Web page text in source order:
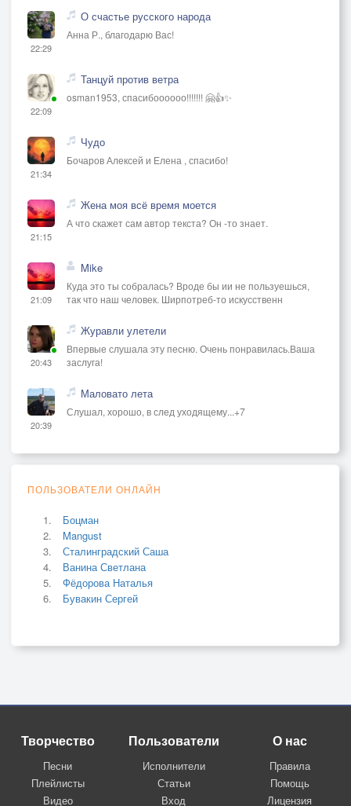
22:29
О счастье русского народа
Анна Р., благодарю Вас!
22:09
Танцуй против ветра
osman1953, спасибоооооо!!!!!!! 🤗👍✨
21:34
Чудо
Бочаров Алексей и Елена , спасибо!
21:15
Жена моя всё время моется
А что скажет сам автор текста? Он -то знает.
21:09
Mike
Куда это ты собралась? Вроде бы ии не пользуешься,
так что наш человек. Ширпотреб-то искусственн
20:43
Журавли улетели
Впервые слушала эту песню. Очень понравилась.Ваша
заслуга!
20:39
Маловато лета
Слушал, хорошо, в след уходящему...+7
ПОЛЬЗОВАТЕЛИ ОНЛАЙН
Боцман
Mangust
Сталинградский Саша
Ванина Светлана
Фёдорова Наталья
Бувакин Сергей
Творчество
Песни
Плейлисты
Видео
Пользователи
Исполнители
Статьи
Вход
О нас
Правила
Помощь
Лицензия